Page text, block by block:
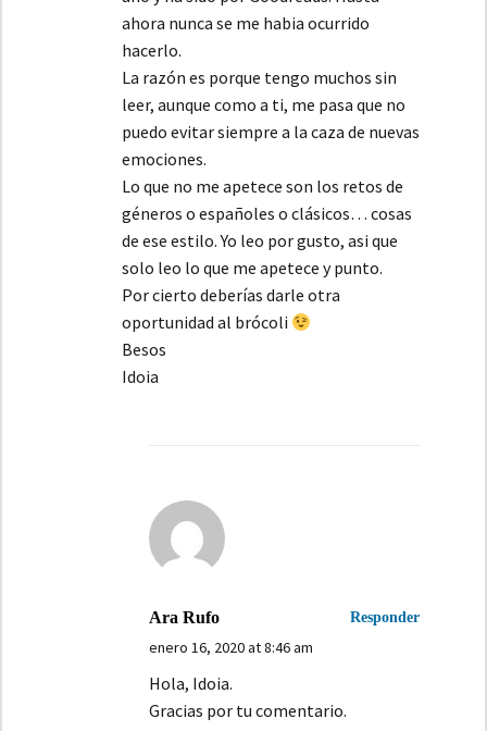
ahora nunca se me habia ocurrido
hacerlo.
La razón es porque tengo muchos sin
leer, aunque como a ti, me pasa que no
puedo evitar siempre a la caza de nuevas
emociones.
Lo que no me apetece son los retos de
géneros o españoles o clásicos… cosas
de ese estilo. Yo leo por gusto, asi que
solo leo lo que me apetece y punto.
Por cierto deberías darle otra
oportunidad al brócoli
Besos
Idoia
Ara Rufo Responder
enero 16, 2020 at 8:46 am
Hola, Idoia.
Gracias por tu comentario.